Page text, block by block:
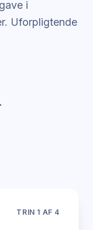
i
Uforpligtende
TRIN 1 AF 4